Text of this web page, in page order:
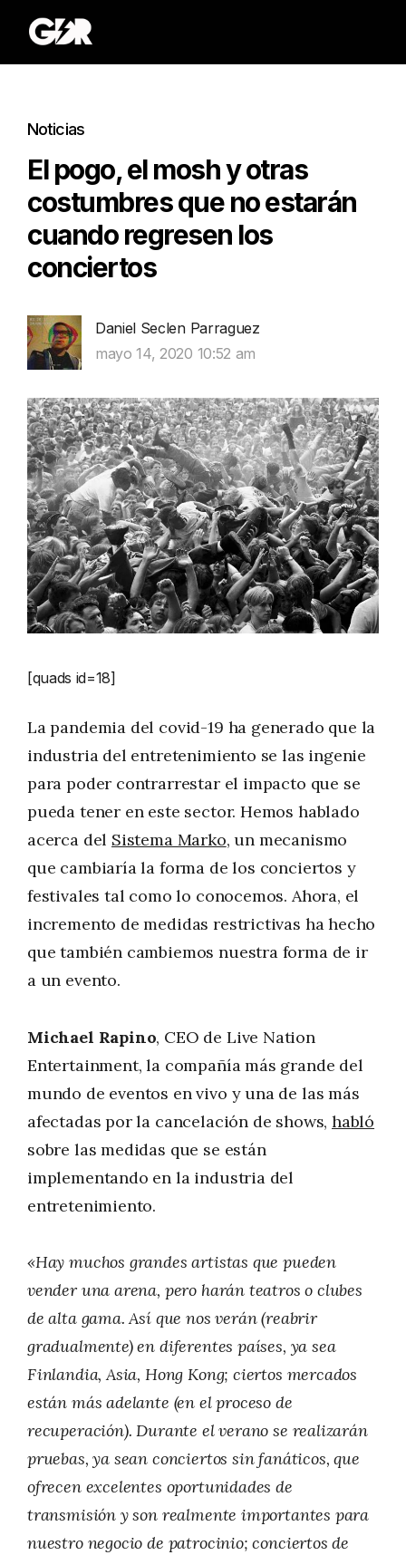
Noticias
El pogo, el mosh y otras
costumbres que no estarán
cuando regresen los
conciertos
Daniel Seclen Parraguez
mayo 14, 2020 10:52 am
[quads id=18]
La pandemia del covid-19 ha generado que la
industria del entretenimiento se las ingenie
para poder contrarrestar el impacto que se
pueda tener en este sector. Hemos hablado
acerca del Sistema Marko, un mecanismo
que cambiaría la forma de los conciertos y
festivales tal como lo conocemos. Ahora, el
incremento de medidas restrictivas ha hecho
que también cambiemos nuestra forma de ir
a un evento.
Michael Rapino, CEO de Live Nation
Entertainment, la compañía más grande del
mundo de eventos en vivo y una de las más
afectadas por la cancelación de shows, habló
sobre las medidas que se están
implementando en la industria del
entretenimiento.
«Hay muchos grandes artistas que pueden
vender una arena, pero harán teatros o clubes
de alta gama. Así que nos verán (reabrir
gradualmente) en diferentes países, ya sea
Finlandia, Asia, Hong Kong; ciertos mercados
están más adelante (en el proceso de
recuperación). Durante el verano se realizarán
pruebas, ya sean conciertos sin fanáticos, que
ofrecen excelentes oportunidades de
transmisión y son realmente importantes para
nuestro negocio de patrocinio; conciertos de